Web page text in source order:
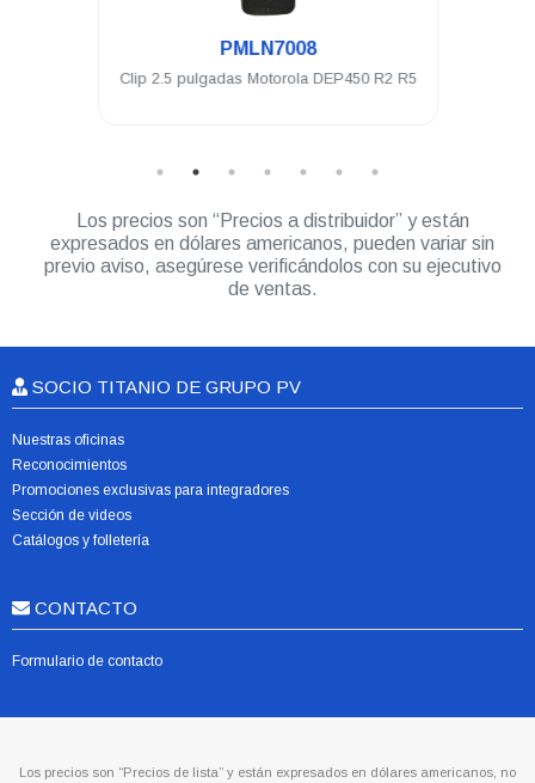
.
PMLN7008
Clip 2.5 pulgadas Motorola DEP450 R2 R5
Los precios son “Precios a distribuidor” y están
expresados en dólares americanos, pueden variar sin
previo aviso, asegúrese verificándolos con su ejecutivo
de ventas.
SOCIO TITANIO DE GRUPO PV
Nuestras oficinas
Reconocimientos
Promociones exclusivas para integradores
Sección de videos
Catálogos y folletería
CONTACTO
Formulario de contacto
Los precios son “Precios de lista” y están expresados en dólares americanos, no